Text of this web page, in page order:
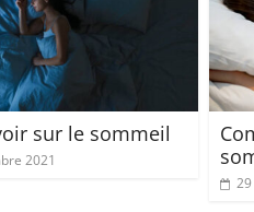
sur le sommeil
2021